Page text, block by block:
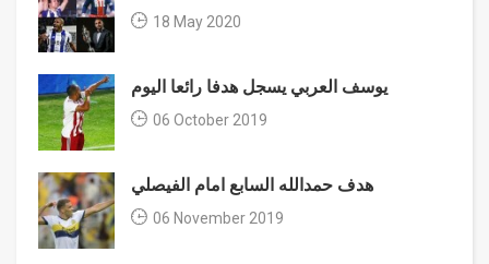
18 May 2020
يوسف العربي يسجل هدفا رائعا اليوم
06 October 2019
هدف حمدالله السابع امام الفيصلي
06 November 2019